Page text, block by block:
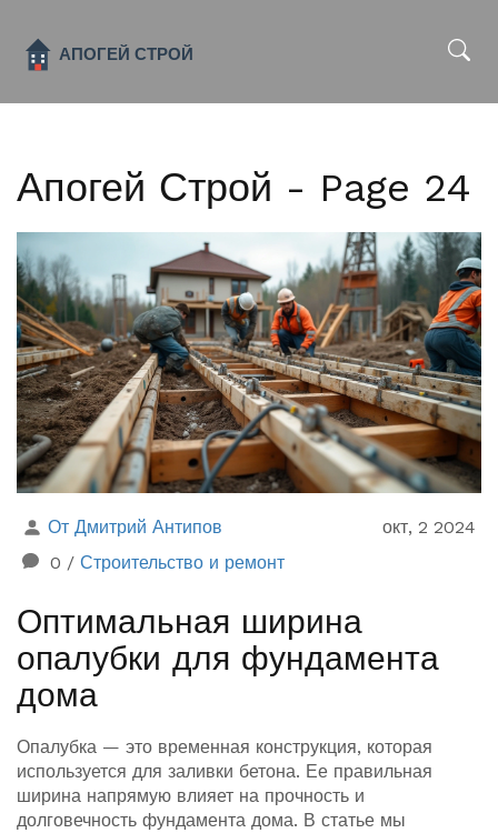
Апогей Строй - Page 24
От Дмитрий Антипов
окт, 2 2024
0 / Строительство и ремонт
Оптимальная ширина
опалубки для фундамента
дома
Опалубка — это временная конструкция, которая
используется для заливки бетона. Ее правильная
ширина напрямую влияет на прочность и
долговечность фундамента дома. В статье мы